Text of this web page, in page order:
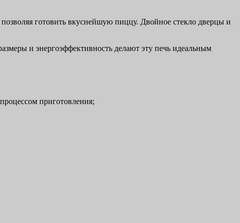
готовить вкуснейшую пиццу. Двойное стекло дверцы и
и энергоэффективность делают эту печь идеальным
приготовления;